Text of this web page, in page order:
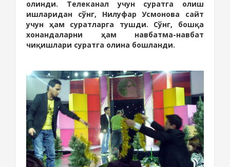
олинди. Телеканал учун суратга олиш
ишларидан сўнг, Нилуфар Усмонова сайт
учун ҳам суратларга тушди. Сўнг, бошқа
хонандаларни ҳам навбатма-навбат
чиқишлари суратга олина бошланди.